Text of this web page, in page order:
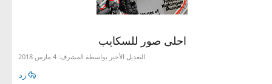
احلى صور للسكايب
التعديل الأخير بواسطة المشرف: 4 مارس 2018
رد